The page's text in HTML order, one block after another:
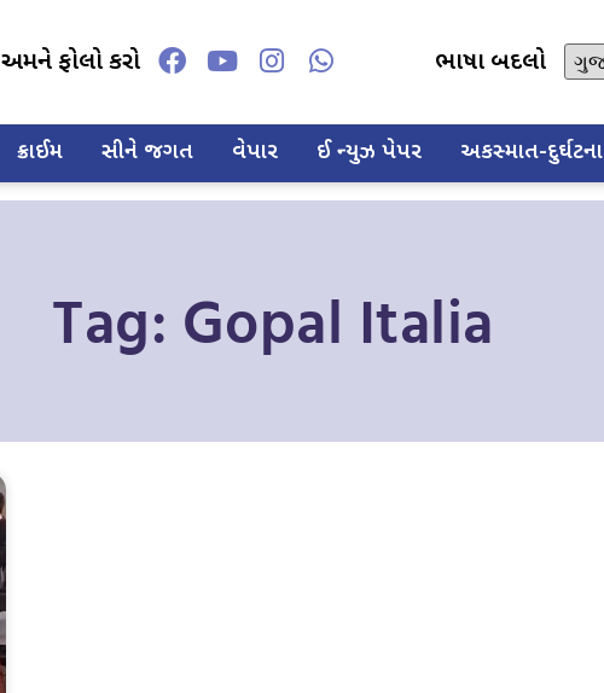
અમને ફોલો કરો ભાષા બદલો
ક્રાઈમ સીને જગત વેપાર ઈ ન્યુઝ પેપર અકસ્માત-દુર્ઘટના
Tag: Gopal Italia